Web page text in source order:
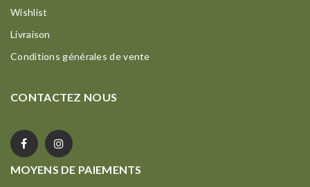
Wishlist
Livraison
Conditions générales de vente
CONTACTEZ NOUS
MOYENS DE PAIEMENTS